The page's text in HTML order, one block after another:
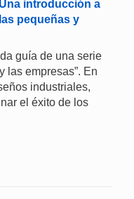
introducción a
pequeñas y
guía de una serie
las empresas”. En
industriales,
el éxito de los